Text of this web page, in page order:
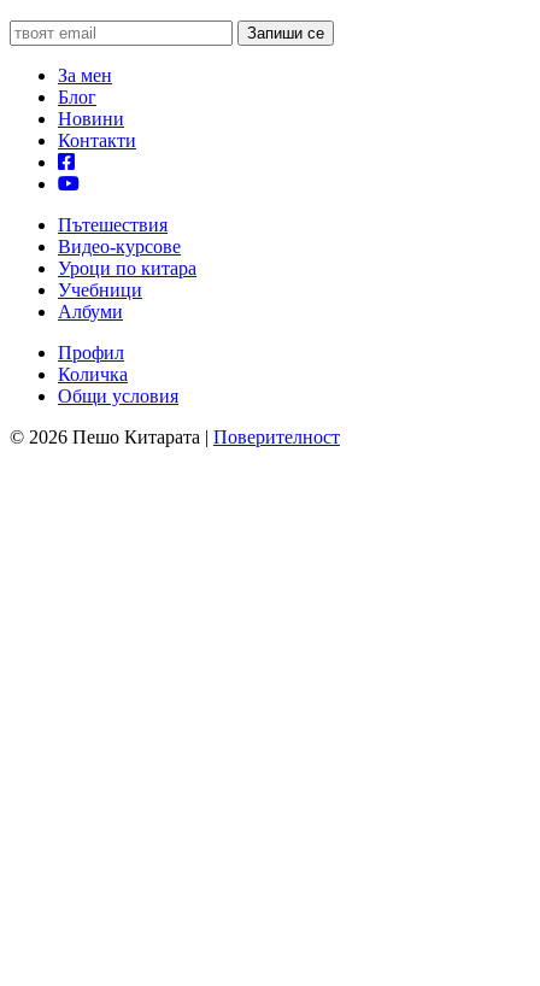
За мен
Блог
Новини
Контакти
Пътешествия
Видео-курсове
Уроци по китара
Учебници
Албуми
Профил
Количка
Общи условия
© 2026 Пешо Китарата | Поверителност